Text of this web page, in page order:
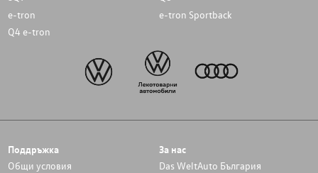
e-tron
e-tron Sportback
Q4 e-tron
Поддръжка
Общи условия
За нас
Das WeltAuto България